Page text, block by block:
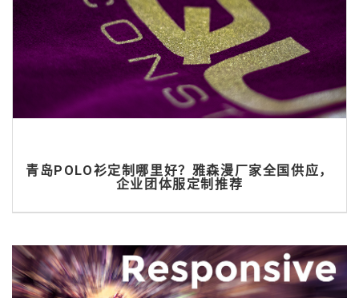
青岛POLO衫定制哪里好？雅森漫厂家全国供应，
企业团体服定制推荐